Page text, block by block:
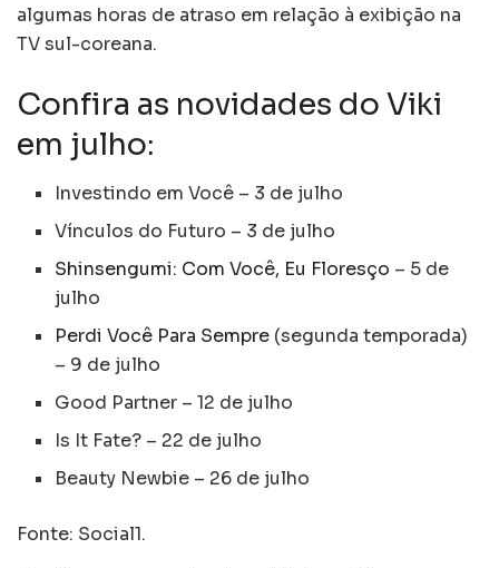
algumas horas de atraso em relação à exibição na
TV sul-coreana.
Confira as novidades do Viki
em julho:
Investindo em Você – 3 de julho
Vínculos do Futuro – 3 de julho
Shinsengumi: Com Você, Eu Floresço – 5 de
julho
Perdi Você Para Sempre (segunda temporada)
– 9 de julho
Good Partner – 12 de julho
Is It Fate? – 22 de julho
Beauty Newbie – 26 de julho
Fonte: Social1.